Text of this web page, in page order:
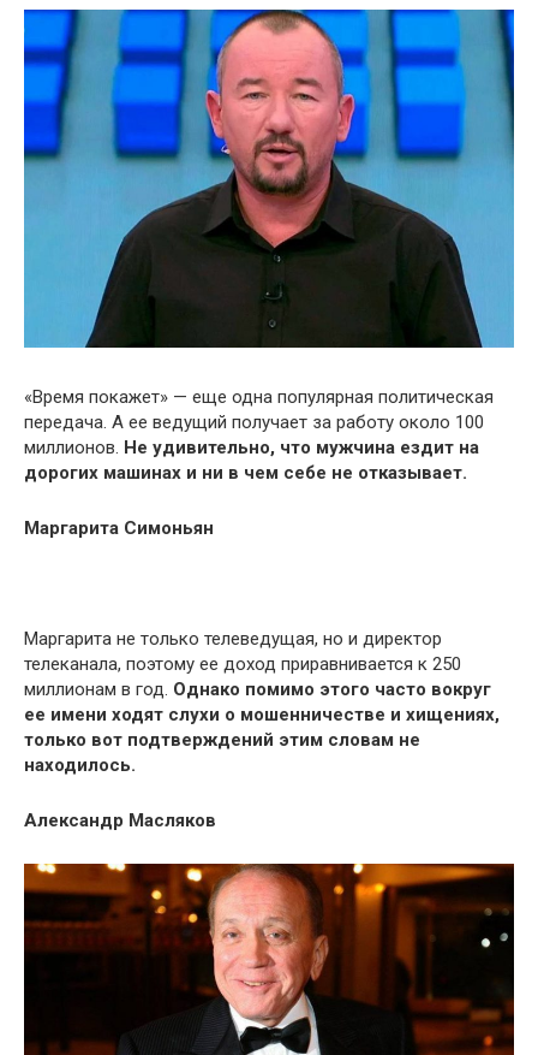
«Время покажет» — еще одна популярная политическая
передача. А ее ведущий получает за работу около 100
миллионов. Не удивительно, что мужчина ездит на
дорогих машинах и ни в чем себе не отказывает.
Маргарита Симоньян
Маргарита не только телеведущая, но и директор
телеканала, поэтому ее доход приравнивается к 250
миллионам в год. Однако помимо этого часто вокруг
ее имени ходят слухи о мошенничестве и хищениях,
только вот подтверждений этим словам не
находилось.
Александр Масляков